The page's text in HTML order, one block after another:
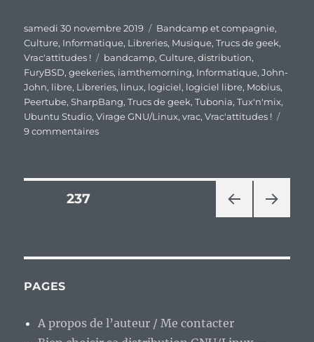
Publié
le
samedi 30 novembre 2019 Catégories
Bandcamp et compagnie,
Culture, Informatique, Libreries, Musique,Trucs de geek,
Vrac'attitudes !
Étiquettes
bandcamp,Culture,distribution,
FuryBSD,geekeries, iamthemorning, Informatique,John-
John, libre, Libreries, linux, logiciel, logiciel libre, Mobius,
Peertube,SharpBang,Trucs de geek,Tubonia,Tux'n'mix,
Ubuntu Studio,Virage GNU/Linux,vrac,Vrac'attitudes !
9 commentairessur
Pagination
publications
CÉD
PAGE237
ANT
PAGES
A propos de l’auteur / Me contacter